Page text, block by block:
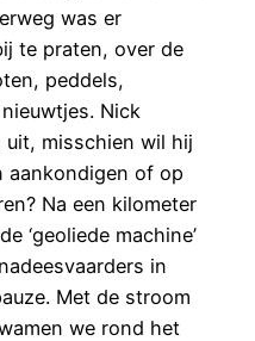
was er
te praten, over de
peddels,
Nick
uit, misschien wil hij
aankondigen of op
Na een kilometer
‘geoliede machine’
in
Met de stroom
we rond het